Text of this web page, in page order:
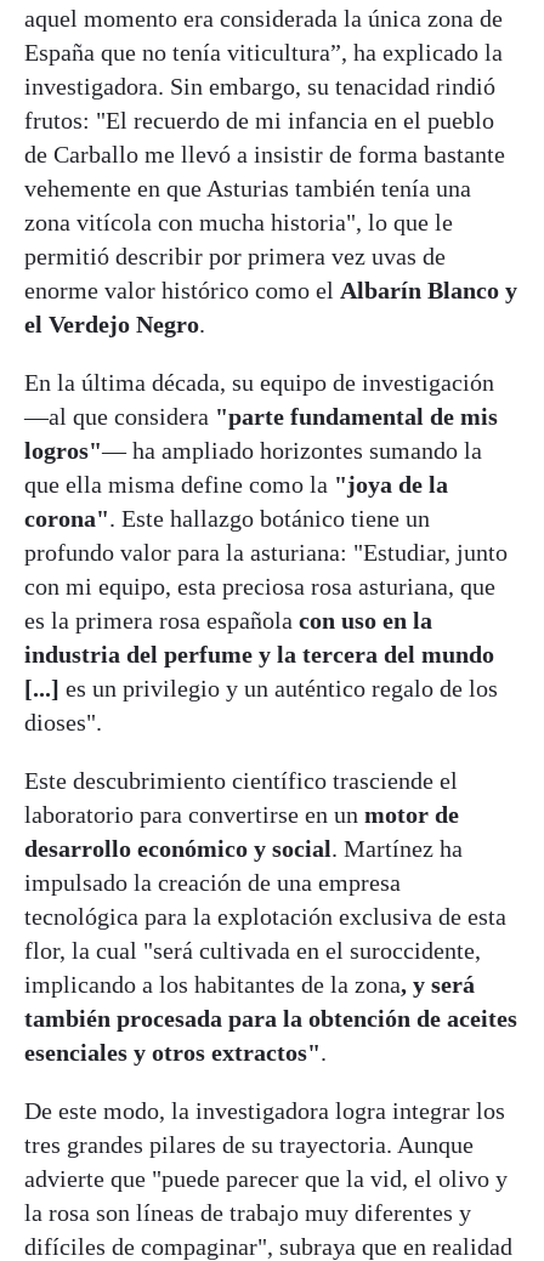
aquel momento era considerada la única zona de
España que no tenía viticultura”, ha explicado la
investigadora. Sin embargo, su tenacidad rindió
frutos: "El recuerdo de mi infancia en el pueblo
de Carballo me llevó a insistir de forma bastante
vehemente en que Asturias también tenía una
zona vitícola con mucha historia", lo que le
permitió describir por primera vez uvas de
enorme valor histórico como el Albarín Blanco y
el Verdejo Negro.
En la última década, su equipo de investigación
—al que considera "parte fundamental de mis
logros"— ha ampliado horizontes sumando la
que ella misma define como la "joya de la
corona". Este hallazgo botánico tiene un
profundo valor para la asturiana: "Estudiar, junto
con mi equipo, esta preciosa rosa asturiana, que
es la primera rosa española con uso en la
industria del perfume y la tercera del mundo
[...] es un privilegio y un auténtico regalo de los
dioses".
Este descubrimiento científico trasciende el
laboratorio para convertirse en un motor de
desarrollo económico y social. Martínez ha
impulsado la creación de una empresa
tecnológica para la explotación exclusiva de esta
flor, la cual "será cultivada en el suroccidente,
implicando a los habitantes de la zona, y será
también procesada para la obtención de aceites
esenciales y otros extractos".
De este modo, la investigadora logra integrar los
tres grandes pilares de su trayectoria. Aunque
advierte que "puede parecer que la vid, el olivo y
la rosa son líneas de trabajo muy diferentes y
difíciles de compaginar", subraya que en realidad